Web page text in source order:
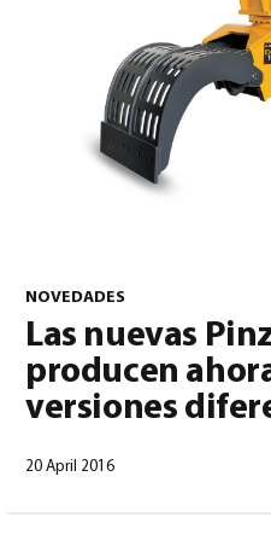
North America – Spanish(
NOVEDADES
Las nuevas
producen
versiones
20 April 2016